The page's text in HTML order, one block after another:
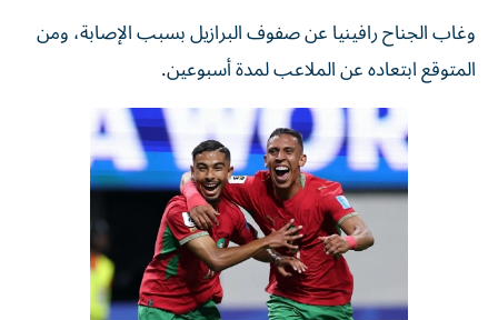
وغاب الجناح رافينيا عن صفوف البرازيل بسبب الإصابة، ومن
المتوقع ابتعاده عن الملاعب لمدة أسبوعين.